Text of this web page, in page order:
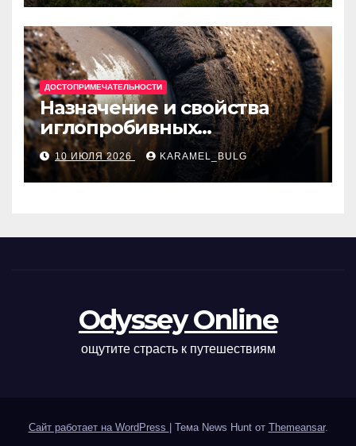
ДОСТОПРИМЕЧАТЕЛЬНОСТИ
Назначение и свойства
иглопробивных
базальтовых огнеупорных
матов
10 ИЮЛЯ 2026 KARAMEL_BULG
Odyssey Online
ощутите страсть к путешествиям
Сайт работает на WordPress Тема News Hunt от Themeansar.